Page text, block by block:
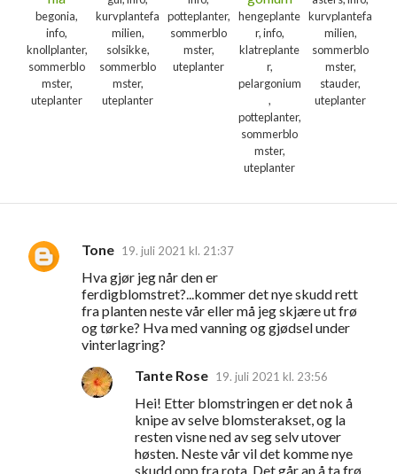
begonia,
info,
knollplanter,
sommerblo
mster,
uteplanter
kurvplantefa
milien,
solsikke,
sommerblo
mster,
uteplanter
potteplanter,
sommerblo
mster,
uteplanter
hengeplante
r, info,
klatreplante
r,
pelargonium
,
potteplanter,
sommerblo
mster,
uteplanter
kurvplantefa
milien,
sommerblo
mster,
stauder,
uteplanter
K
Tone 19. juli 2021 kl. 21:37
Hva gjør jeg når den er
ferdigblomstret?...kommer det nye skudd rett
fra planten neste vår eller må jeg skjære ut frø
og tørke? Hva med vanning og gjødsel under
vinterlagring?
Tante Rose 19. juli 2021 kl. 23:56
Hei! Etter blomstringen er det nok å
knipe av selve blomsterakset, og la
resten visne ned av seg selv utover
høsten. Neste vår vil det komme nye
skudd opp fra rota. Det går an å ta frø